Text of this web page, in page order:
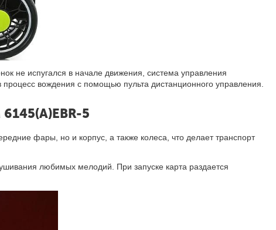
не испугался в начале движения, система управления
вождения с помощью пульта дистанционного управления.
5
фары, но и корпус, а также колеса, что делает транспорт
любимых мелодий. При запуске карта раздается